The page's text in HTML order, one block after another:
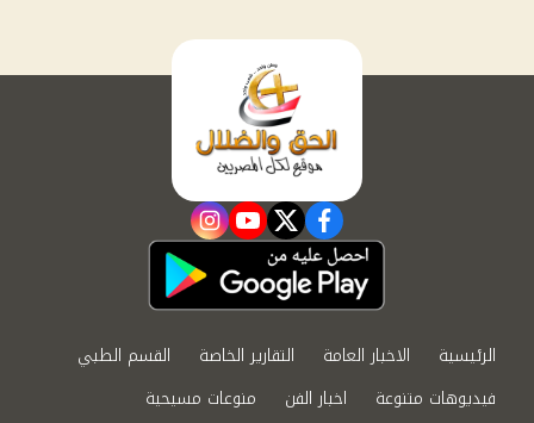
facebook
twitter
youtube
instagram
الرئيسية الاخبار العامة التقارير الخاصة
القسم الطبي
فيديوهات متنوعة
اخبار الفن
منوعات مسيحية